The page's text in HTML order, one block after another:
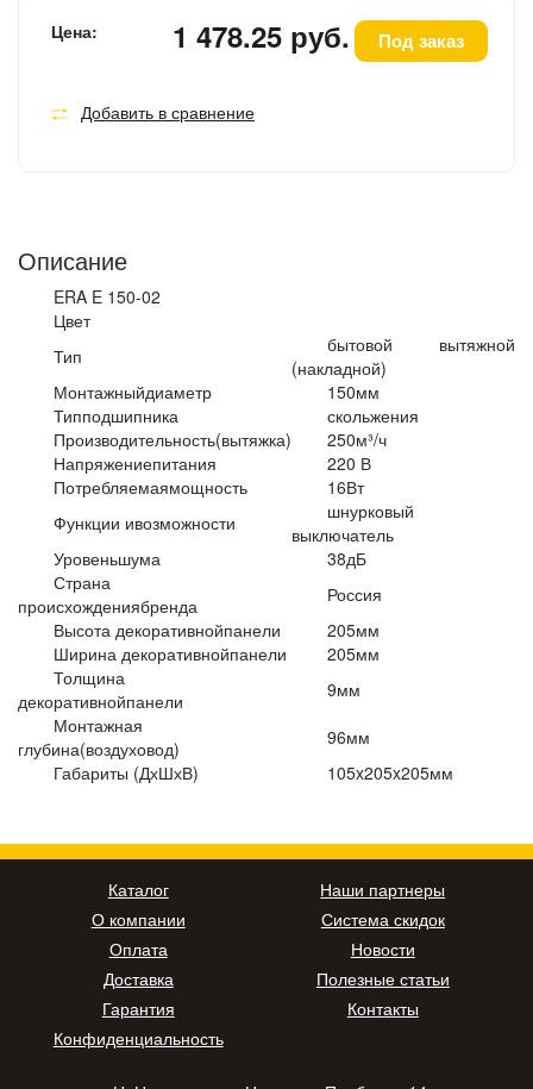
Цена: 1 478.25 руб. Под заказ
Добавить в сравнение
Описание
ERA E 150-02
Цвет
Тип
бытовой вытяжной
(накладной)
Монтажныйдиаметр
150мм
Типподшипника
скольжения
Производительность(вытяжка)
250м³/ч
Напряжениепитания
220 В
Потребляемаямощность
16Вт
Функции ивозможности
шнурковый
выключатель
Уровеньшума
38дБ
Страна
происхождениябренда
Россия
Высота декоративнойпанели
205мм
Ширина декоративнойпанели
205мм
Толщина
декоративнойпанели
9мм
Монтажная
глубина(воздуховод)
96мм
Габариты (ДхШхВ)
105x205x205мм
Каталог
О компании
Оплата
Доставка
Гарантия
Конфиденциальность
Наши партнеры
Система скидок
Новости
Полезные статьи
Контакты